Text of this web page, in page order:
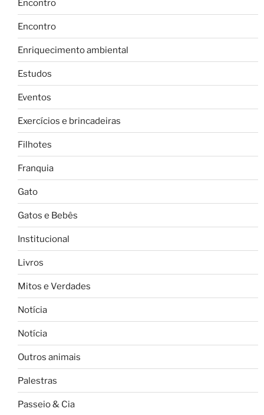
Encontro
Encontro
Enriquecimento ambiental
Estudos
Eventos
Exercícios e brincadeiras
Filhotes
Franquia
Gato
Gatos e Bebês
Institucional
Livros
Mitos e Verdades
Notícia
Notícia
Outros animais
Palestras
Passeio & Cia